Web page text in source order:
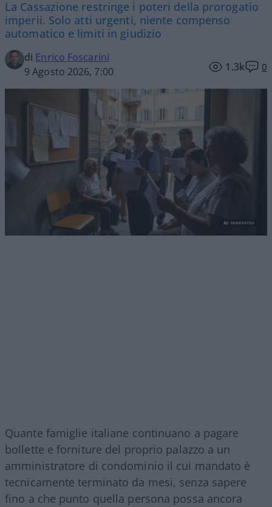
La Cassazione restringe i poteri della prorogatio
imperii. Solo atti urgenti, niente compenso
automatico e limiti in giudizio
di Enrico Foscarini
9 Agosto 2026, 7:00
1.3k 0
Quante famiglie italiane continuano a pagare
bollette e forniture del proprio palazzo a un
amministratore di condominio il cui mandato è
tecnicamente terminato da mesi, senza sapere
fino a che punto quella persona possa ancora